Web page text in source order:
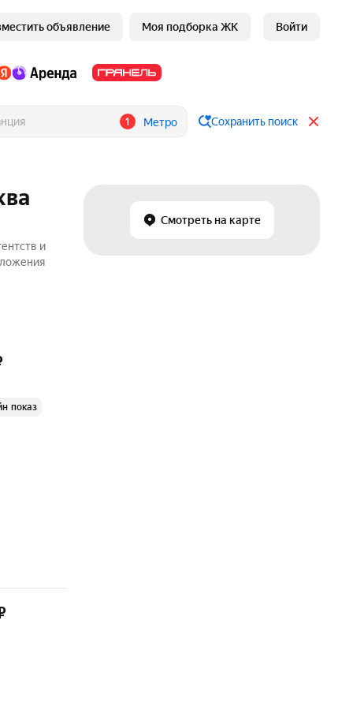
объявление Моя подборка ЖК Войти
1 Метро Сохранить поиск
Смотреть на карте
и
показ